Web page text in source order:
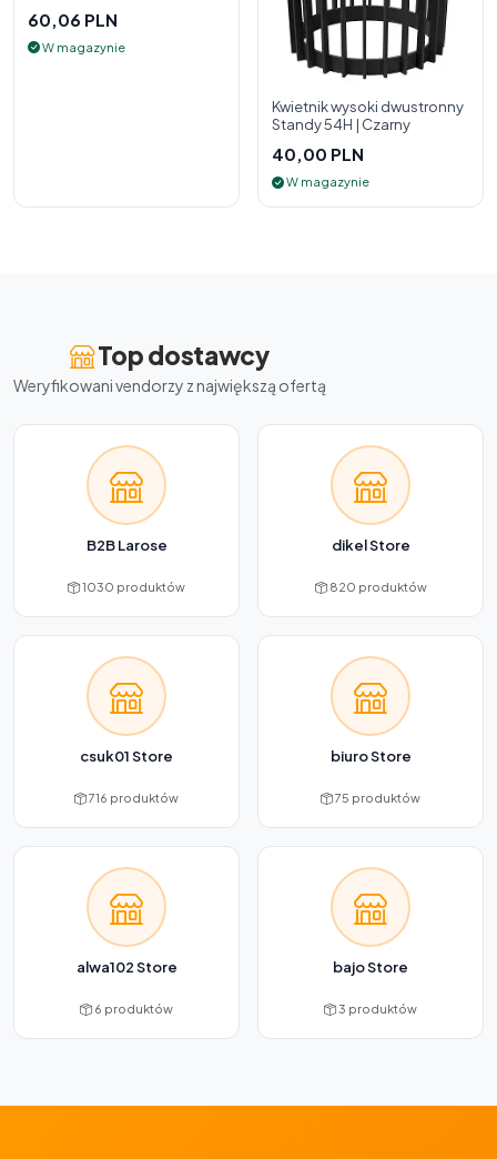
60,06 PLN
W magazynie
Kwietnik wysoki dwustronny
Standy 54H | Czarny
40,00 PLN
W magazynie
Top dostawcy
Weryfikowani vendorzy z największą ofertą
B2B Larose
1030 produktów
dikel Store
820 produktów
csuk01 Store
716 produktów
biuro Store
75 produktów
alwa102 Store
6 produktów
bajo Store
3 produktów